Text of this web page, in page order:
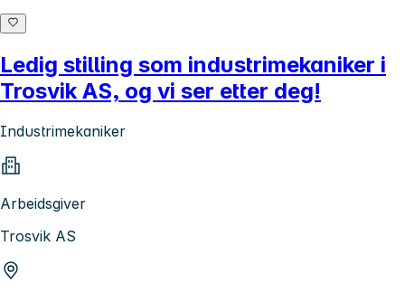
Ledig stilling som industrimekaniker i
Trosvik AS, og vi ser etter deg!
Industrimekaniker
Arbeidsgiver
Trosvik AS